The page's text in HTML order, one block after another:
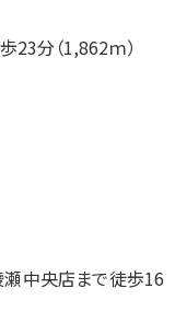
分（1,862ｍ）
瀬中央店まで徒歩16